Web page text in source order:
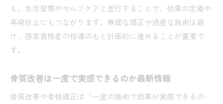
も。生活習慣やセルフケアと並行することで、効果の定着や
再発防止にもつながります。無理な矯正や過度な施術は避
け、国家資格者の指導のもと計画的に進めることが重要で
す。
骨質改善は一度で実感できるのか最新情報
骨質改善や骨格矯正は「一度の施術で効果が実感できるの